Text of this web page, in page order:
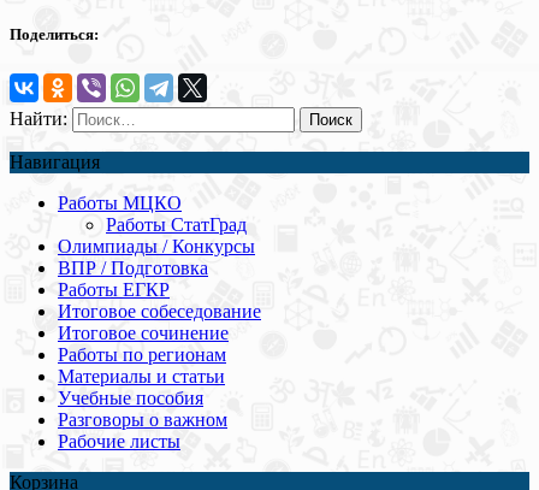
Поделиться:
Найти:
Навигация
Работы МЦКО
Работы СтатГрад
Олимпиады / Конкурсы
ВПР / Подготовка
Работы ЕГКР
Итоговое собеседование
Итоговое сочинение
Работы по регионам
Материалы и статьи
Учебные пособия
Разговоры о важном
Рабочие листы
Корзина